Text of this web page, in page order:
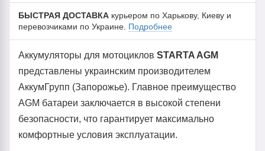
БЫСТРАЯ ДОСТАВКА курьером по Харькову, Киеву и
перевозчиками по Украине. Подробнее
Аккумуляторы для мотоциклов STARTA AGM
представлены украинским производителем
АккумГрупп (Запорожье). Главное преимущество
AGM батареи заключается в высокой степени
безопасности, что гарантирует максимально
комфортные условия эксплуатации.